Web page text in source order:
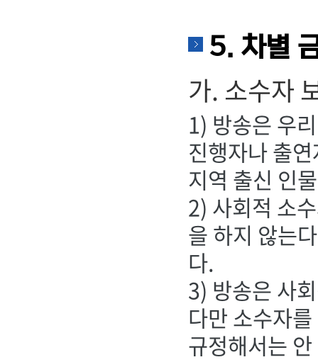
5. 차별
가. 소수자
1) 방송은 우
진행자나 출
지역 출신 인
2) 사회적 소
을 하지 않는
다.
3) 방송은 사
다만 소수자
규정해서는